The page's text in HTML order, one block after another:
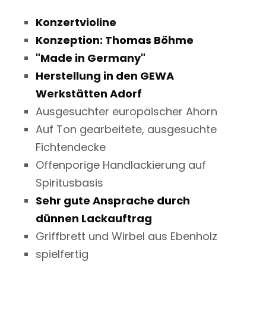
Konzertvioline
Konzeption: Thomas Böhme
"Made in Germany"
Herstellung in den GEWA
Werkstätten Adorf
Ausgesuchter europäischer Ahorn
Auf Ton gearbeitete, ausgesuchte
Fichtendecke
Offenporige Handlackierung auf
Spiritusbasis
Sehr gute Ansprache durch
dünnen Lackauftrag
Griffbrett und Wirbel aus Ebenholz
spielfertig